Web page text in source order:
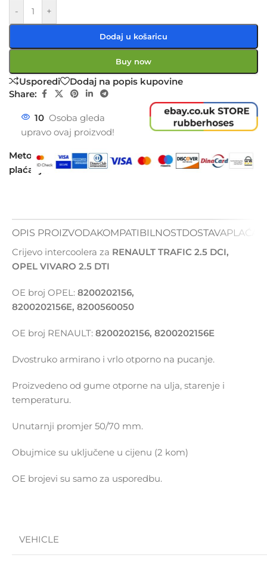
- +
Dodaj u košaricu
Buy now
Usporedi
Dodaj na popis kupovine
Share:
10 Osoba gleda
upravo ovaj proizvod!
Metode
plaćanja:
OPIS PROIZVODAKOMPATIBILNOSTDOSTAVA
Crijevo intercoolera za RENAULT TRAFIC 2.5 DCI,
OPEL VIVARO 2.5 DTI
OE broj OPEL: 8200202156,
8200202156E, 8200560050
OE broj RENAULT: 8200202156, 8200202156E
Dvostruko armirano i vrlo otporno na pucanje.
Proizvedeno od gume otporne na ulja, starenje i
temperaturu.
Unutarnji promjer 50/70 mm.
Obujmice su uključene u cijenu (2 kom)
OE brojevi su samo za usporedbu.
VEHICLE